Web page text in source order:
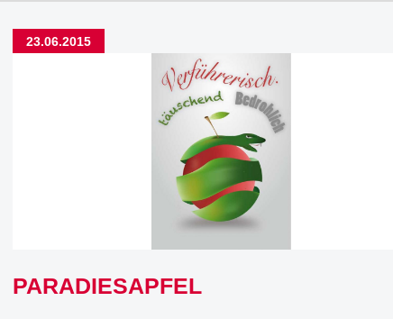
23.06.2015
PARADIESAPFEL